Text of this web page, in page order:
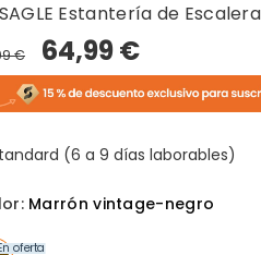
Ropa Sucia
Estantería de
€ 64,99 €
(6 a 9 días laborables)
Marrón vintage-negro
oferta